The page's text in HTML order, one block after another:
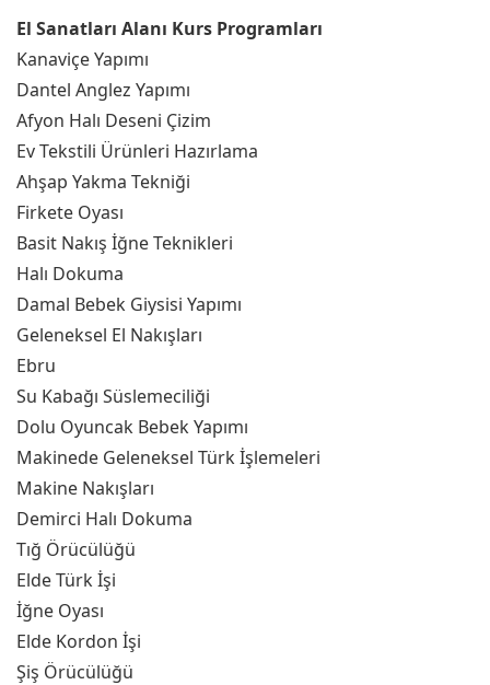
El Sanatları Alanı Kurs Programları
Kanaviçe Yapımı
Dantel Anglez Yapımı
Afyon Halı Deseni Çizim
Ev Tekstili Ürünleri Hazırlama
Ahşap Yakma Tekniği
Firkete Oyası
Basit Nakış İğne Teknikleri
Halı Dokuma
Damal Bebek Giysisi Yapımı
Geleneksel El Nakışları
Ebru
Su Kabağı Süslemeciliği
Dolu Oyuncak Bebek Yapımı
Makinede Geleneksel Türk İşlemeleri
Makine Nakışları
Demirci Halı Dokuma
Tığ Örücülüğü
Elde Türk İşi
İğne Oyası
Elde Kordon İşi
Şiş Örücülüğü